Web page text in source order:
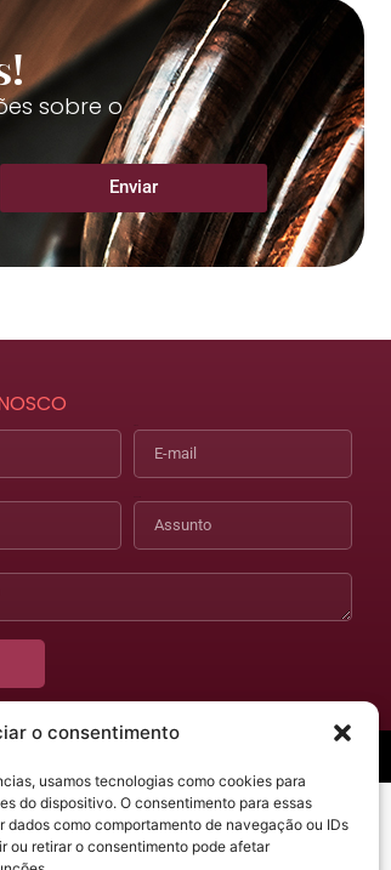
o consentimento
usamos tecnologias como cookies para
do dispositivo. O consentimento para essas
como comportamento de navegação ou IDs
ou retirar o consentimento pode afetar
sobre o
Enviar